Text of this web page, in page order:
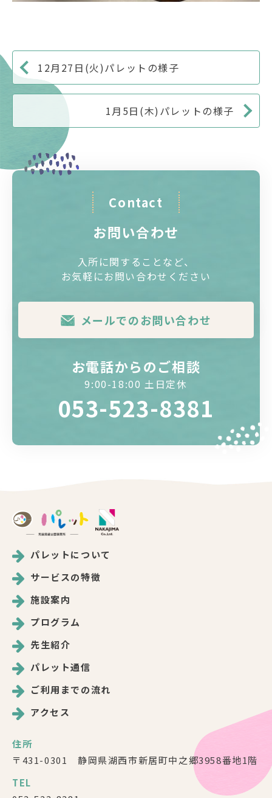
12月27日(火)パレットの様子
1月5日(木)パレットの様子
Contact
お問い合わせ
入所に関することなど、
お気軽にお問い合わせください
メールでのお問い合わせ
お電話からのご相談
9:00-18:00 土日定休
053-523-8381
パレットについて
サービスの特徴
施設案内
プログラム
先生紹介
パレット通信
ご利用までの流れ
アクセス
住所
〒431-0301 静岡県湖西市新居町中之郷3958番地1階
TEL